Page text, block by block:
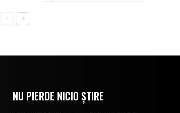
NU PIERDE NICIO ȘTIRE